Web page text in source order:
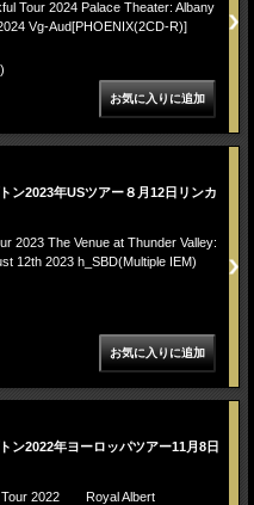
Tour 2024 Palace Theater: Albany
Vg-Aud[PHOENIX(2CD-R)]
ン2023年USツアー８月12日リンカ
2023 The Venue at Thunder Valley:
12th 2023 h_SBD(Multiple IEM)
ン2022年ヨーロッパツアー11月8日
Tour 2022 Royal Albert